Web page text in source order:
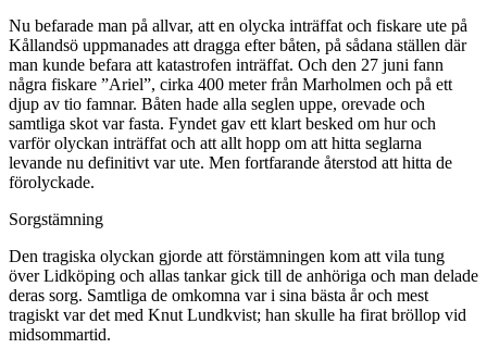
Nu befarade man på allvar, att en olycka inträffat och fiskare ute på
Kållandsö uppmanades att dragga efter båten, på sådana ställen där
man kunde befara att katastrofen inträffat. Och den 27 juni fann
några fiskare ”Ariel”, cirka 400 meter från Marholmen och på ett
djup av tio famnar. Båten hade alla seglen uppe, orevade och
samtliga skot var fasta. Fyndet gav ett klart besked om hur och
varför olyckan inträffat och att allt hopp om att hitta seglarna
levande nu definitivt var ute. Men fortfarande återstod att hitta de
förolyckade.
Sorgstämning
Den tragiska olyckan gjorde att förstämningen kom att vila tung
över Lidköping och allas tankar gick till de anhöriga och man delade
deras sorg. Samtliga de omkomna var i sina bästa år och mest
tragiskt var det med Knut Lundkvist; han skulle ha firat bröllop vid
midsommartid.